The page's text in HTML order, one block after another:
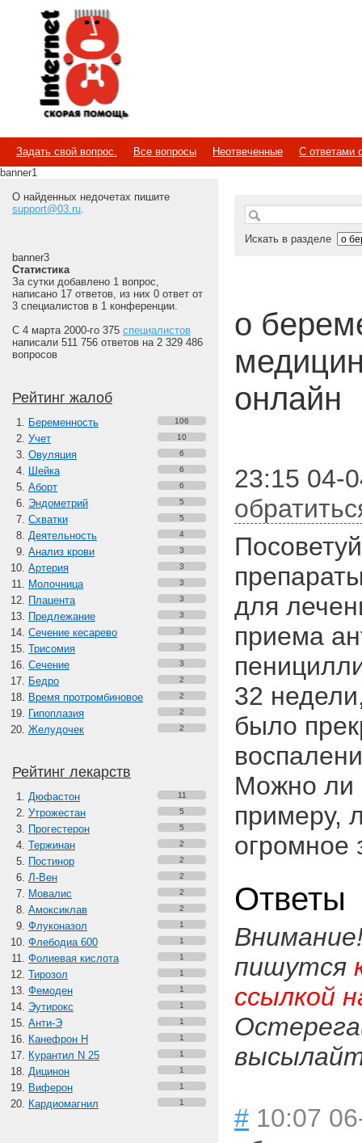
Internet
Скорая помощь
Задать свой вопрос. Все вопросы Неотвеченные
С ответами
banner1
О найденных недочетах пишите
support@03.ru.
banner3
Статистика
За сутки добавлено 1 вопрос,
написано 17 ответов, из них 0 ответ от
3 специалистов в 1 конференции.
С 4 марта 2000-го 375 специалистов
написали 511 756 ответов на 2 329 486
вопросов
Рейтинг жалоб
Беременность 106
Учет 10
Овуляция 6
Шейка 6
Аборт 6
Эндометрий 5
Схватки 5
Деятельность 4
Анализ крови 3
Артерия 3
Молочница 3
Плацента 3
Предлежание 3
Сечение кесарево 3
Трисомия 3
Сечение 3
Бедро 2
Время протромбиновое 2
Гипоплазия 2
Желудочек 2
Рейтинг лекарств
Дюфастон 11
Утрожестан 5
Прогестерон 5
Тержинан 2
Постинор 2
Л-Вен 2
Мовалис 2
Амоксиклав 2
Флуконазол 1
Флебодиа 600 1
Фолиевая кислота 1
Тирозол 1
Фемоден 1
Эутирокс 1
Анти-Э 1
Канефрон H 1
Курантил N 25 1
Дицинон 1
Виферон 1
Кардиомагнил 1
Искать в разделе
о
онлайн
23:15 04-
для
приема
32
было
Можно ли
примеру,
огромное
Ответы
пишутся
ссылкой
# 10:07